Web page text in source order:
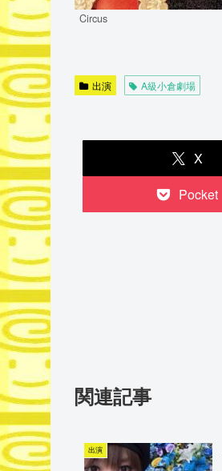
Circus
出演 A級小倉劇場
X
Pocket
関連記事
出演